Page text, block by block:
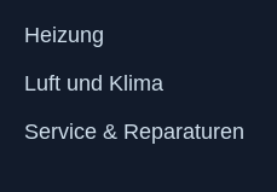
Heizung
Luft und Klima
Service & Reparaturen